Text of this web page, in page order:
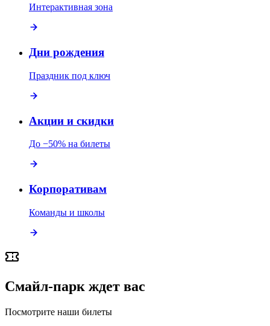
Интерактивная зона
Дни рождения
Праздник под ключ
Акции и скидки
До −50% на билеты
Корпоративам
Команды и школы
Смайл-парк ждет вас
Посмотрите наши билеты